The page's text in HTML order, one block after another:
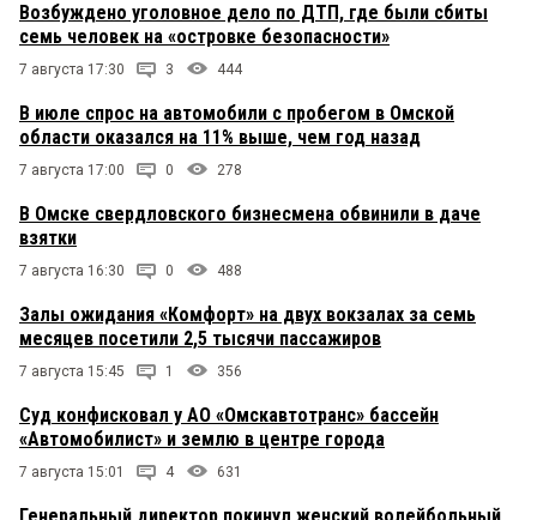
Возбуждено уголовное дело по ДТП, где были сбиты
семь человек на «островке безопасности»
7 августа 17:30 3 444
В июле спрос на автомобили с пробегом в Омской
области оказался на 11% выше, чем год назад
7 августа 17:00 0 278
В Омске свердловского бизнесмена обвинили в даче
взятки
7 августа 16:30 0 488
Залы ожидания «Комфорт» на двух вокзалах за семь
месяцев посетили 2,5 тысячи пассажиров
7 августа 15:45 1 356
Суд конфисковал у АО «Омскавтотранс» бассейн
«Автомобилист» и землю в центре города
7 августа 15:01 4 631